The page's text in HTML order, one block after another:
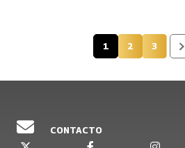
Página actual
1 Página
2 Página
3
CONTACTO